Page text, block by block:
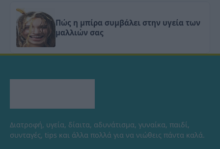
Πώς η μπίρα συμβάλει στην υγεία των
μαλλιών σας
Διατροφή, υγεία, δίαιτα, αδυνάτισμα, γυναίκα, παιδί,
συνταγές, tips και άλλα πολλά για να νιώθεις πάντα καλά.